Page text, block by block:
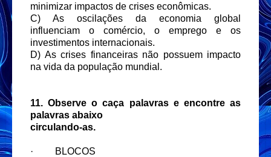
minimizar impactos de crises econômicas.
C) As oscilações da economia global
influenciam o comércio, o emprego e os
investimentos internacionais.
D) As crises financeiras não possuem impacto
na vida da população mundial.
11. Observe o caça palavras e encontre as
palavras abaixo
circulando-as.
·
BLOCOS